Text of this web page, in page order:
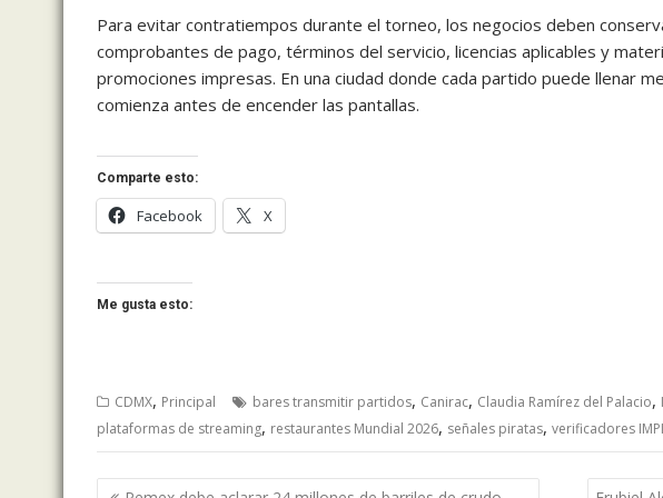
Para evitar contratiempos durante el torneo, los negocios deben
comprobantes de pago, términos del servicio, licencias aplicables y
promociones impresas. En una ciudad donde cada partido puede llenar
comienza antes de encender las pantallas.
Comparte esto:
Facebook X
Me gusta esto:
CDMX, Principal bares transmitir partidos, Canirac, Claudia Ramírez del Palacio,
plataformas de streaming, restaurantes Mundial 2026, señales piratas, verificadores IMPI
Navegación